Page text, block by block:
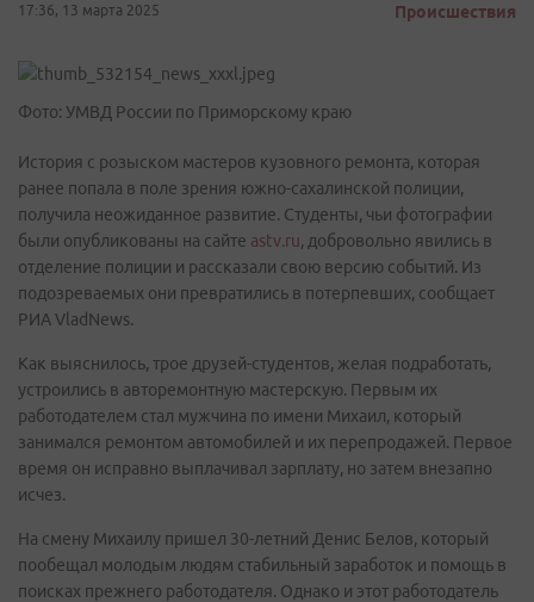
17:36, 13 марта 2025 Происшествия
Фото: УМВД России по Приморскому краю
История с розыском мастеров кузовного ремонта, которая
ранее попала в поле зрения южно-сахалинской полиции,
получила неожиданное развитие. Студенты, чьи фотографии
были опубликованы на сайте astv.ru, добровольно явились в
отделение полиции и рассказали свою версию событий. Из
подозреваемых они превратились в потерпевших, сообщает
РИА VladNews.
Как выяснилось, трое друзей-студентов, желая подработать,
устроились в авторемонтную мастерскую. Первым их
работодателем стал мужчина по имени Михаил, который
занимался ремонтом автомобилей и их перепродажей. Первое
время он исправно выплачивал зарплату, но затем внезапно
исчез.
На смену Михаилу пришел 30-летний Денис Белов, который
пообещал молодым людям стабильный заработок и помощь в
поисках прежнего работодателя. Однако и этот работодатель